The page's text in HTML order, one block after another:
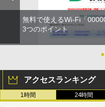
無料で使えるWi-Fi「
3つのポイント
●
アクセスランキング
1時間 24時間